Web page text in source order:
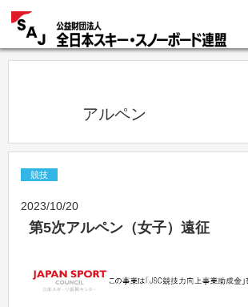
            アルペン
競技
2023/10/20
第5次アルペン（女子）遠征